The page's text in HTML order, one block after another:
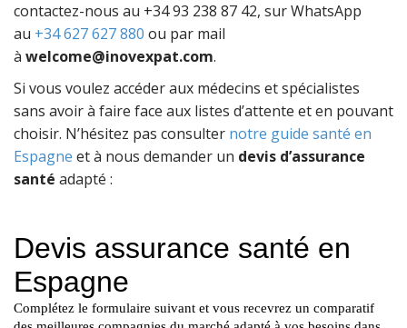
contactez-nous au +34 93 238 87 42, sur WhatsApp
au +34 627 627 880 ou par mail
à welcome@inovexpat.com.
Si vous voulez accéder aux médecins et spécialistes
sans avoir à faire face aux listes d’attente et en pouvant
choisir. N’hésitez pas consulter notre guide santé en
Espagne et à nous demander un devis d’assurance
santé adapté :